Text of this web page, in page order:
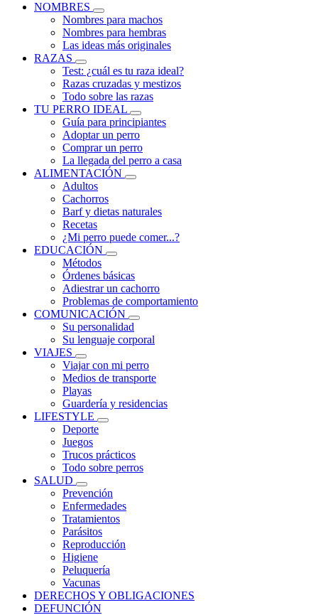
NOMBRES
Nombres para machos
Nombres para hembras
Las ideas más originales
RAZAS
Test: ¿cuál es tu raza ideal?
Razas cruzadas y mestizos
Todo sobre las razas
TU PERRO IDEAL
Guía para principiantes
Adoptar un perro
Comprar un perro
La llegada del perro a casa
ALIMENTACIÓN
Adultos
Cachorros
Barf y dietas naturales
Recetas
¿Mi perro puede comer...?
EDUCACIÓN
Métodos
Órdenes básicas
Adiestrar un cachorro
Problemas de comportamiento
COMUNICACIÓN
Su personalidad
Su lenguaje corporal
VIAJES
Viajar con mi perro
Medios de transporte
Playas
Guardería y residencias
LIFESTYLE
Deporte
Juegos
Trucos prácticos
Todo sobre perros
SALUD
Prevención
Enfermedades
Tratamientos
Parásitos
Reproducción
Higiene
Peluquería
Vacunas
DERECHOS Y OBLIGACIONES
DEFUNCIÓN